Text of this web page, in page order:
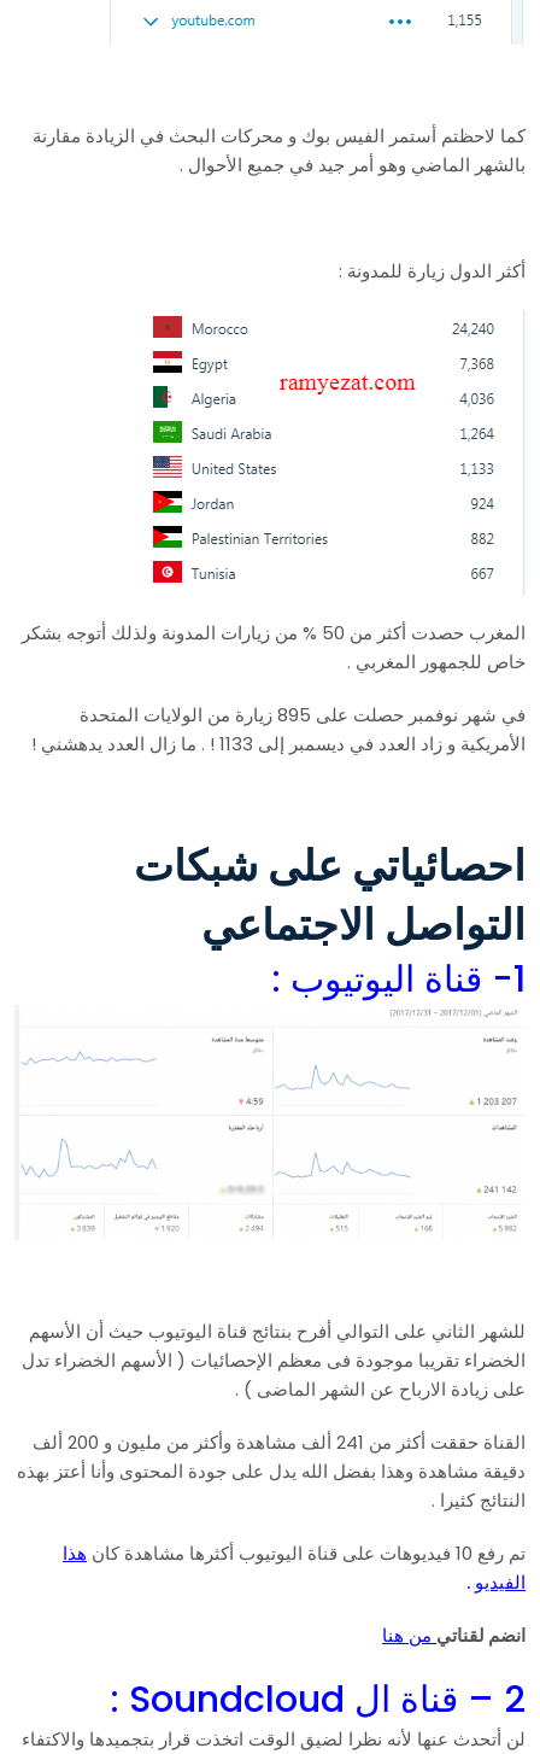
كما لاحظتم أستمر الفيس بوك و محركات البحث في الزيادة مقارنة
بالشهر الماضي وهو أمر جيد في جميع الأحوال .
أكثر الدول زيارة للمدونة :
المغرب حصدت أكثر من 50 % من زيارات المدونة ولذلك أتوجه بشكر
خاص للجمهور المغربي .
في شهر نوفمبر حصلت على 895 زيارة من الولايات المتحدة
الأمريكية و زاد العدد في ديسمبر إلى 1133 ! . ما زال العدد يدهشني !
احصائياتي على شبكات
التواصل الاجتماعي
1- قناة اليوتيوب :
للشهر الثاني على التوالي أفرح بنتائج قناة اليوتيوب حيث أن الأسهم
الخضراء تقريبا موجودة فى معظم الإحصائيات ( الأسهم الخضراء تدل
على زيادة الارباح عن الشهر الماضى ) .
القناة حققت أكثر من 241 ألف مشاهدة وأكثر من مليون و 200 ألف
دقيقة مشاهدة وهذا بفضل الله يدل على جودة المحتوى وأنا أعتز بهذه
النتائج كثيرا .
تم رفع 10 فيديوهات على قناة اليوتيوب أكثرها مشاهدة كان
هذا
الفيديو .
انضم لقناتي من هنا
2 – قناة ال Soundcloud :
لن أتحدث عنها لأنه نظرا لضيق الوقت اتخذت قرار بتجميدها والاكتفاء